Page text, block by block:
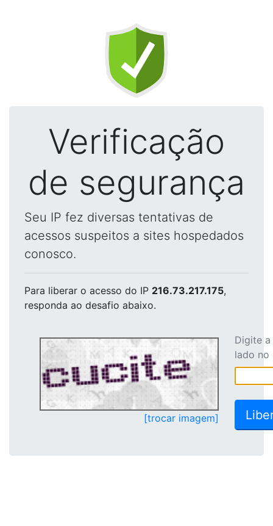
Verificação
de segurança
Seu IP fez diversas tentativas de
acessos suspeitos a sites hospedados
conosco.
Para liberar o acesso do IP 216.73.217.175,
responda ao desafio abaixo.
[trocar imagem]
Digite
lado no